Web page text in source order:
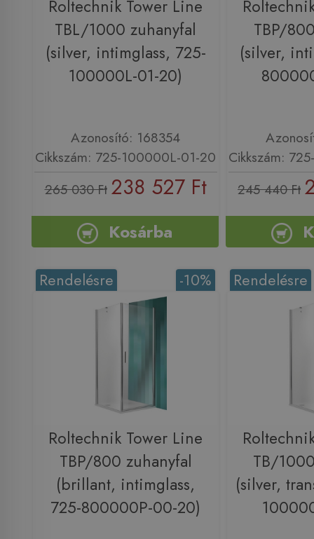
Roltechnik Tower Line
TBL/1000 zuhanyfal
(silver, intimglass, 725-
100000L-01-20)
Azonosító: 168354
Cikkszám: 725-100000L-01-20
265 030 Ft 238 527 Ft
Kosárba
TBP/
(silver,
Cikkszám:
245 440 Ft
-10%
Rendelésre
Roltechnik Tower Line
TBP/800 zuhanyfal
(brillant, intimglass,
725-800000P-00-20)
Rendelésre
TB/
(silver,